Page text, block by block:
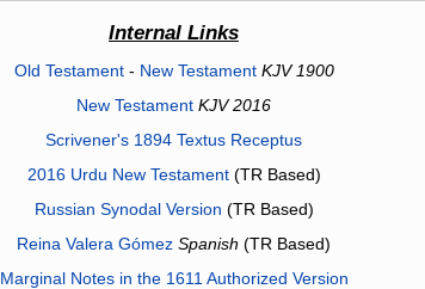
Internal Links
Old Testament- New Testament KJV 1900
New Testament KJV 2016
Scrivener's 1894 Textus Receptus
2016 Urdu New Testament(TR Based)
Russian Synodal Version (TR Based)
Reina Valera Gómez Spanish (TR Based)
Marginal Notes in the 1611 Authorized Version